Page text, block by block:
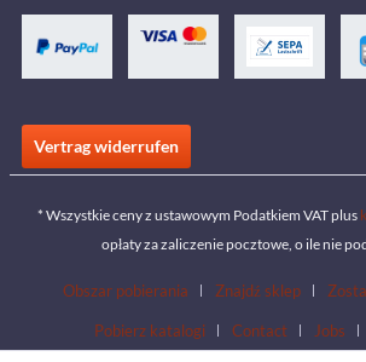
Vertrag widerrufen
* Wszystkie ceny z ustawowym Podatkiem VAT plus
opłaty za zaliczenie pocztowe, o ile nie
Obszar pobierania Znajdź sklep
Pobierz katalogi Contact Jobs